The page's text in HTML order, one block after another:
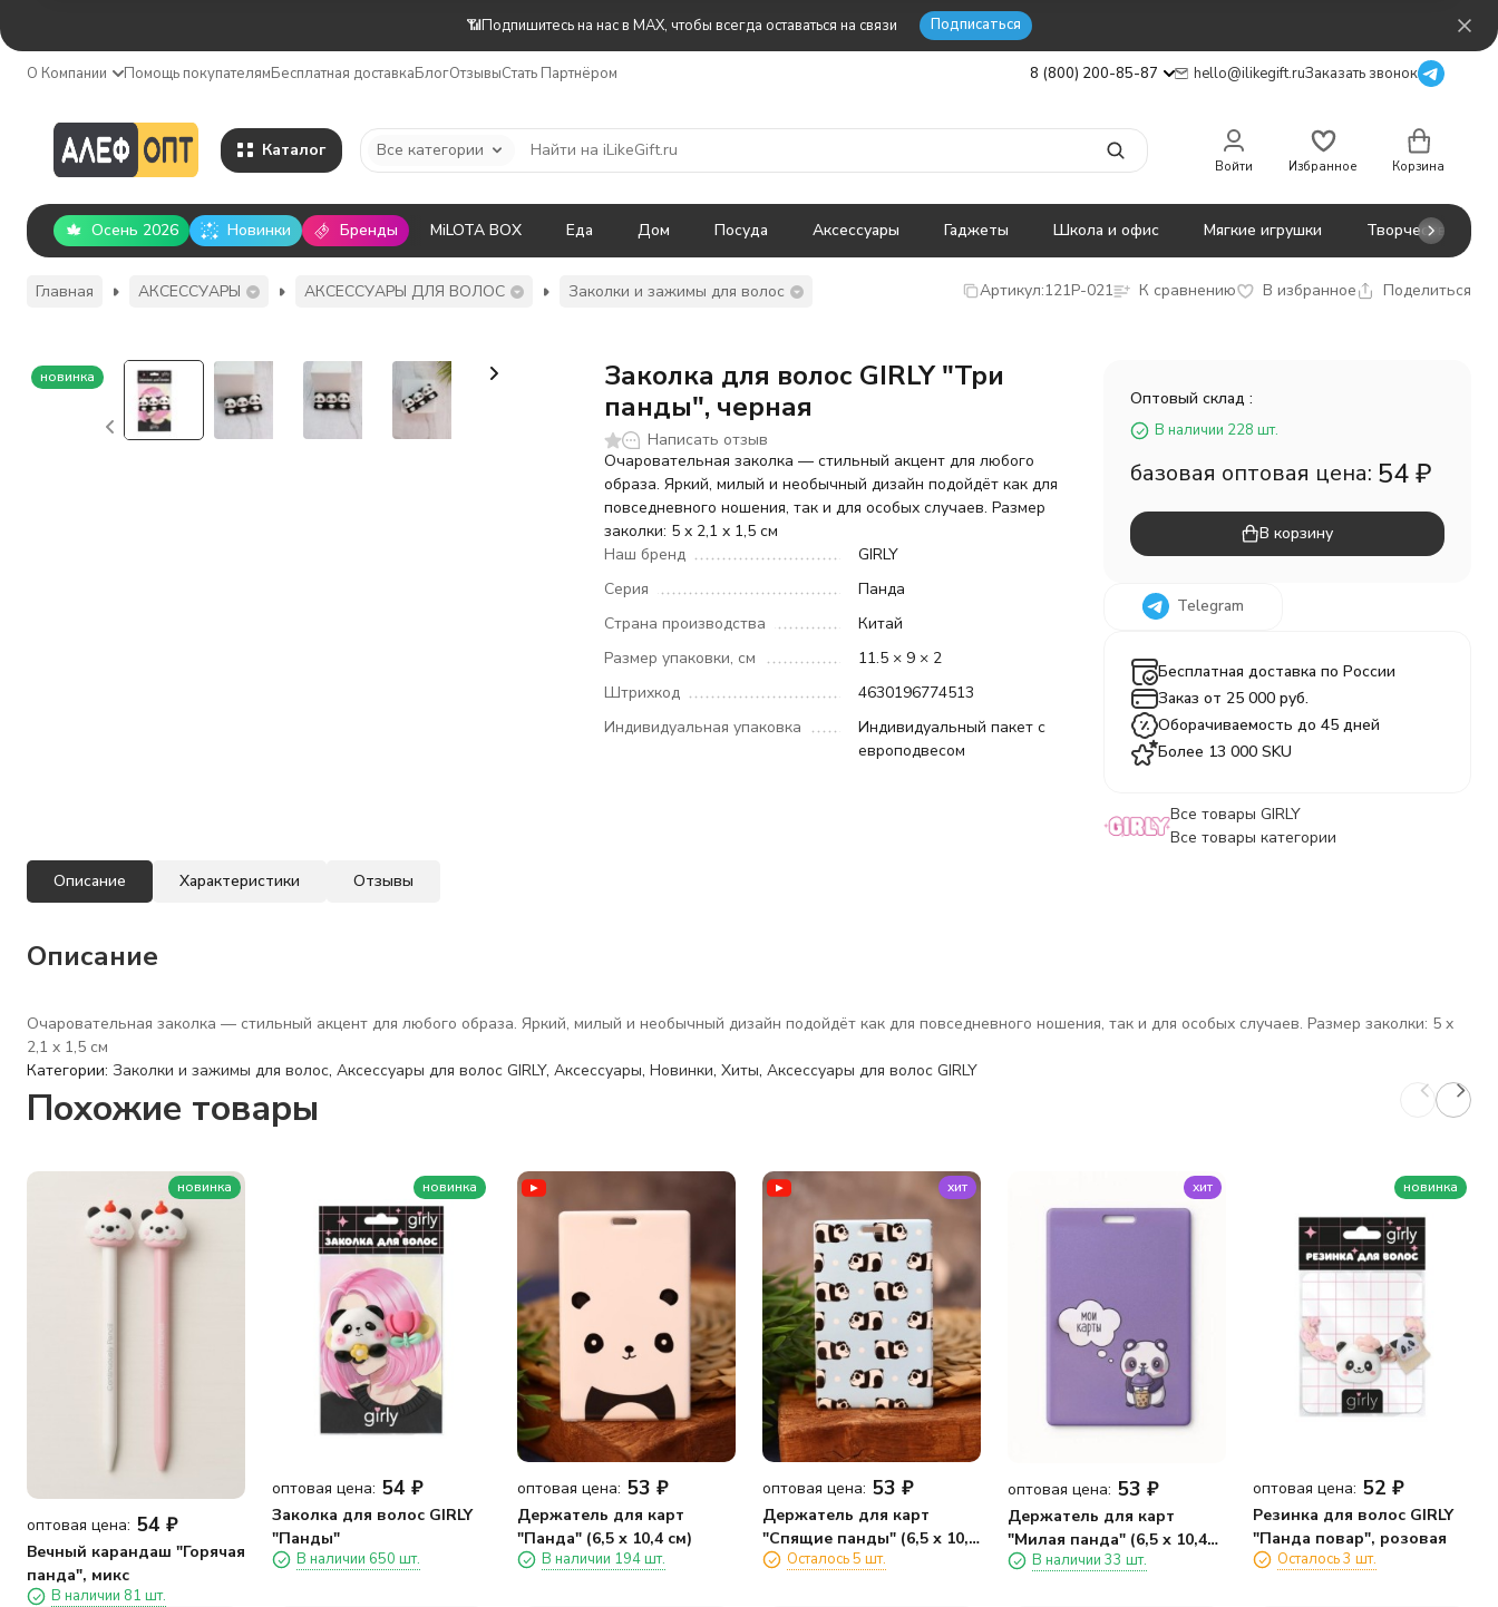
📶Подпишитесь на нас в MAX, чтобы всегда оставаться на связи Подписаться
О Компании Помощь покупателямБесплатная доставкаБлогОтзывыСтать Партнёром 8 (800) 200-85-87 hello@ilikegift.ruЗаказать звонок
Каталог Все категории
Войти Избранное Корзина
Осень 2026 Новинки Бренды MiLOTA BOX Еда Дом Посуда Аксессуары Гаджеты Школа и офис Мягкие игрушки Творчество
Главная АКСЕССУАРЫ АКСЕССУАРЫ ДЛЯ ВОЛОС Заколки и зажимы для волос Артикул:121P-021 К сравнению В избранное Поделиться
новинка
Заколка для волос GIRLY "Три
панды", черная
Написать отзыв
Очаровательная заколка — стильный акцент для любого
образа. Яркий, милый и необычный дизайн подойдёт как для
повседневного ношения, так и для особых случаев. Размер
заколки: 5 x 2,1 x 1,5 см
Наш бренд
GIRLY
Серия
Панда
Страна производства
Китай
Размер упаковки, см
11.5 × 9 × 2
Штрихкод
4630196774513
Индивидуальная упаковка
Индивидуальный пакет с
европодвесом
Оптовый склад :
В наличии 228 шт.
базовая оптовая цена: 54₽
В корзину
Telegram
Бесплатная доставка по России
Заказ от 25 000 руб.
Оборачиваемость до 45 дней
Более 13 000 SKU
Все товары GIRLY
Все товары категории
Описание Характеристики Отзывы
Описание
Очаровательная заколка — стильный акцент для любого образа. Яркий, милый и необычный дизайн подойдёт как для повседневного ношения, так и для особых случаев. Размер заколки: 5 x
2,1 x 1,5 см
Категории: Заколки и зажимы для волос, Аксессуары для волос GIRLY, Аксессуары, Новинки, Хиты, Аксессуары для волос GIRLY
Похожие товары
новинка
оптовая цена: 54 ₽
Вечный карандаш "Горячая
панда", микс
В наличии 81 шт.
новинка
оптовая цена: 54 ₽
Заколка для волос GIRLY
"Панды"
В наличии 650 шт.
оптовая цена: 53 ₽
Держатель для карт
"Панда" (6,5 х 10,4 см)
В наличии 194 шт.
хит
оптовая цена: 53 ₽
Держатель для карт
"Спящие панды" (6,5 х 10,4
см) Осталось 5 шт.
хит
оптовая цена: 53 ₽
Держатель для карт
"Милая панда" (6,5 х 10,4
см) В наличии 33 шт.
новинка
оптовая цена: 52 ₽
Резинка для волос GIRLY
"Панда повар", розовая
Осталось 3 шт.